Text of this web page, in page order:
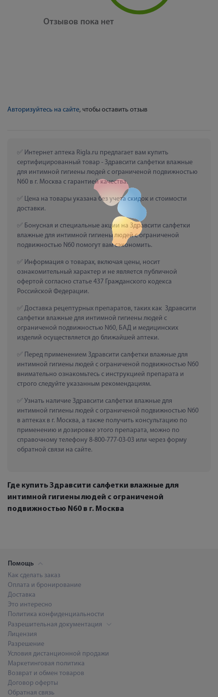
Отзывов пока нет
Авторизуйтесь на сайте, чтобы оставить отзыв
Интернет аптека Rigla.ru предлагает вам купить
сертифицированный товар - Здравсити салфетки влажные
для интимной гигиены людей с ограниченой подвижностью
N60 в г. Москва с гарантией качества.
Цена на товары указана без учета скидок и стоимости
доставки.
Бонусная и специальные акции на Здравсити салфетки
влажные для интимной гигиены людей с ограниченой
подвижностью N60 помогут вам сэкономить.
Информация о товарах, включая цены, носит
ознакомительный характер и не является публичной
офертой согласно статье 437 Гражданского кодекса
Российской Федерации.
Доставка рецептурных препаратов, таких как  Здравсити
салфетки влажные для интимной гигиены людей с
ограниченой подвижностью N60, БАД и медицинских
изделий осуществляется до ближайшей аптеки.
Перед применением Здравсити салфетки влажные для
интимной гигиены людей с ограниченой подвижностью N60
внимательно ознакомьтесь с инструкцией препарата и
строго следуйте указанным рекомендациям.
Узнать наличие Здравсити салфетки влажные для
интимной гигиены людей с ограниченой подвижностью N60
в аптеках в г. Москва, а также получить консультацию по
применению и дозировке этого препарата, можно по
справочному телефону 8-800-777-03-03 или через форму
обратной связи на сайте.
Где купить Здравсити салфетки влажные для
интимной гигиены людей с ограниченой
подвижностью N60 в г. Москва
Помощь
Как сделать заказ
Оплата и бронирование
Доставка
Это интересно
Политика конфиденциальности
Разрешительная документация
Лицензия
Разрешение
Условия дистанционной продажи
Маркетинговая политика
Возврат и обмен товаров
Договор оферты
Обратная связь